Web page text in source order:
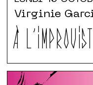
À
Virginie